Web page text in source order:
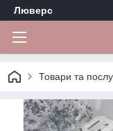
Люверс
Товари та